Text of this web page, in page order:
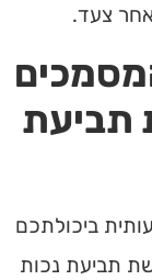
צעד.
תביעת
ביכולתכם
תביעת נכות